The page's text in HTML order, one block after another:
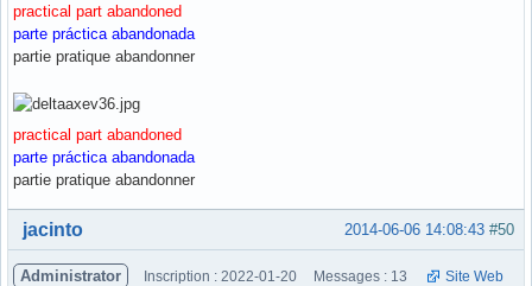
practical part abandoned
parte práctica abandonada
partie pratique abandonner
practical part abandoned
parte práctica abandonada
partie pratique abandonner
Hors ligne #50
2014-06-06 14:08:43
jacinto
Administrator Inscription : 2022-01-20 Messages : 13 Site Web